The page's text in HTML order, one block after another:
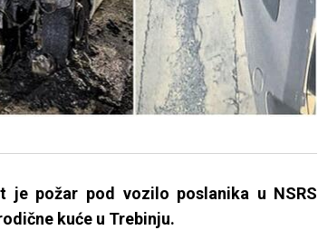
je požar pod vozilo poslanika u NSRS
kuće u Trebinju.